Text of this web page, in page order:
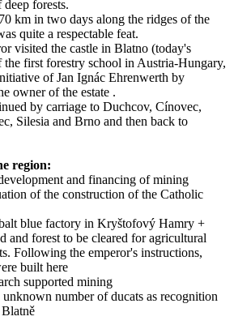
forests.
km in two days along the ridges of the
quite a respectable feat.
visited the castle in Blatno (today's
first forestry school in Austria-Hungary,
of Jan Ignác Ehrenwerth by
owner of the estate .
by carriage to Duchcov, Cínovec,
Silesia and Brno and then back to
region:
and financing of mining
of the construction of the Catholic
blue factory in Kryštofový Hamry +
and forest to be cleared for agricultural
Following the emperor's instructions,
built here
supported mining
number of ducats as recognition